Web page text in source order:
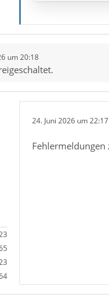
um 20:18
24. Juni 2026 um 22:17